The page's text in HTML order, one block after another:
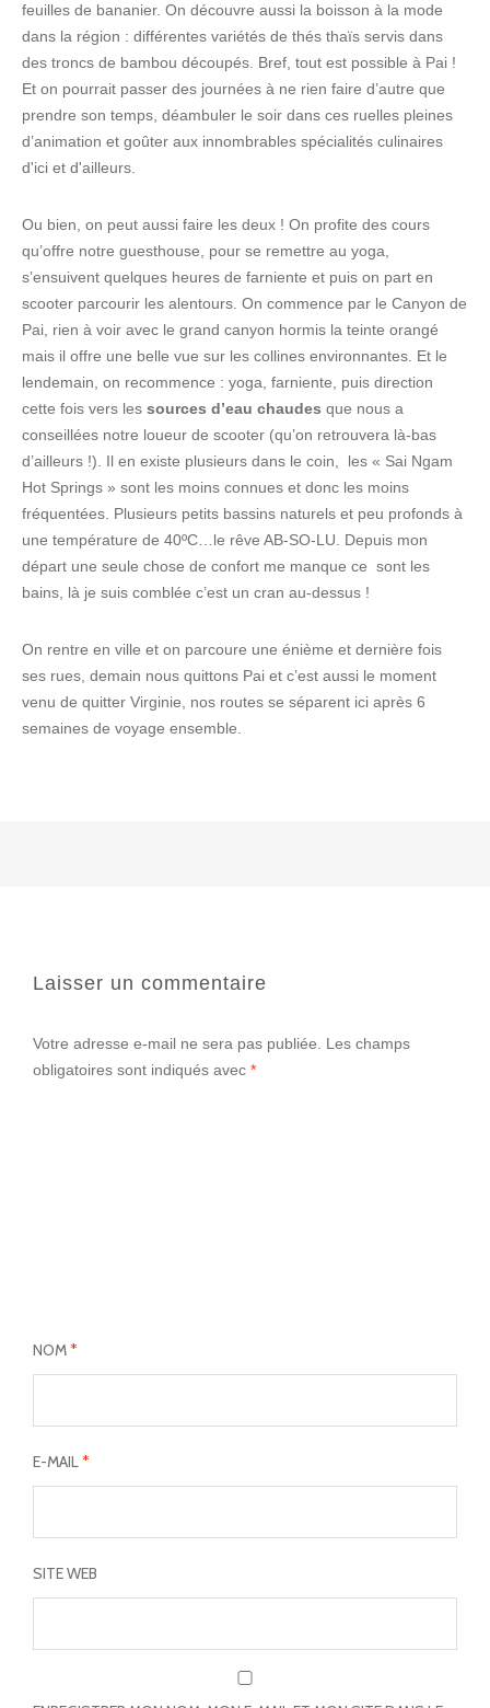
feuilles de bananier. On découvre aussi la boisson à la mode
dans la région : différentes variétés de thés thaïs servis dans
des troncs de bambou découpés. Bref, tout est possible à Pai !
Et on pourrait passer des journées à ne rien faire d’autre que
prendre son temps, déambuler le soir dans ces ruelles pleines
d’animation et goûter aux innombrables spécialités culinaires
d'ici et d'ailleurs.
Ou bien, on peut aussi faire les deux ! On profite des cours
qu’offre notre guesthouse, pour se remettre au yoga,
s’ensuivent quelques heures de farniente et puis on part en
scooter parcourir les alentours. On commence par le Canyon de
Pai, rien à voir avec le grand canyon hormis la teinte orangé
mais il offre une belle vue sur les collines environnantes. Et le
lendemain, on recommence : yoga, farniente, puis direction
cette fois vers les sources d’eau chaudes que nous a
conseillées notre loueur de scooter (qu’on retrouvera là-bas
d’ailleurs !). Il en existe plusieurs dans le coin, les « Sai Ngam
Hot Springs » sont les moins connues et donc les moins
fréquentées. Plusieurs petits bassins naturels et peu profonds à
une température de 40ºC…le rêve AB-SO-LU. Depuis mon
départ une seule chose de confort me manque ce sont les
bains, là je suis comblée c’est un cran au-dessus !
On rentre en ville et on parcoure une énième et dernière fois
ses rues, demain nous quittons Pai et c’est aussi le moment
venu de quitter Virginie, nos routes se séparent ici après 6
semaines de voyage ensemble.
Laisser un commentaire
Votre adresse e-mail ne sera pas publiée. Les champs
obligatoires sont indiqués avec *
NOM*
E-MAIL*
SITE WEB